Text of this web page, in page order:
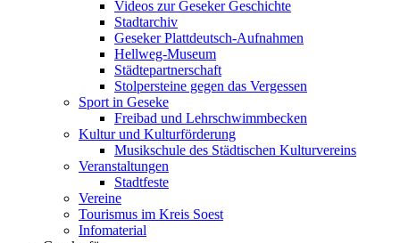
Videos zur Geseker Geschichte
Stadtarchiv
Geseker Plattdeutsch-Aufnahmen
Hellweg-Museum
Städtepartnerschaft
Stolpersteine gegen das Vergessen
Sport in Geseke
Freibad und Lehrschwimmbecken
Kultur und Kulturförderung
Musikschule des Städtischen Kulturvereins
Veranstaltungen
Stadtfeste
Vereine
Tourismus im Kreis Soest
Infomaterial